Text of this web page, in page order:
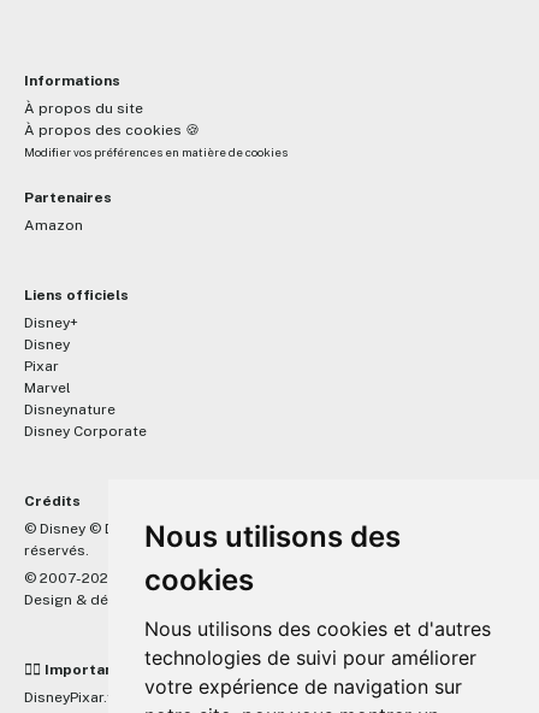
Nous utilisons des
cookies
Nous utilisons des cookies et d'autres
technologies de suivi pour améliorer
votre expérience de navigation sur
Informations
À propos du site
À propos des cookies 🍪
Modifier vos préférences en matière de cookies
Partenaires
Amazon
Liens officiels
Disney+
Disney
Pixar
Marvel
Disneynature
Disney Corporate
Crédits
© Disney © Disney/Pixar © &
Lucasfilm LTD © Marvel. Tous droits
réservés.
© 2007-2026 DisneyPixar.fr
Design & développement :
☝🏼 Important
DisneyPixar.fr est un site indépendant et n'est en aucun cas lié de